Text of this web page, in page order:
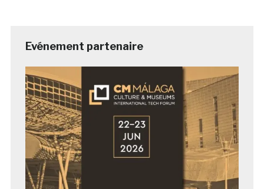
Evénement partenaire